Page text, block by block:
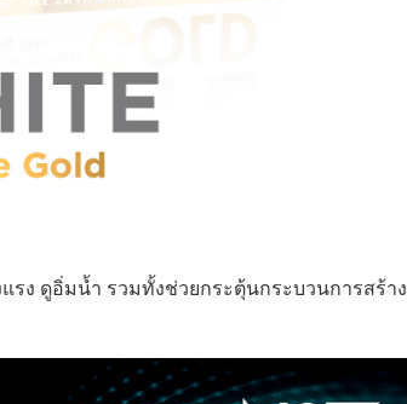
รง ดูอิ่มน้ำ รวมทั้งช่วยกระตุ้นกระบวนการสร้าง